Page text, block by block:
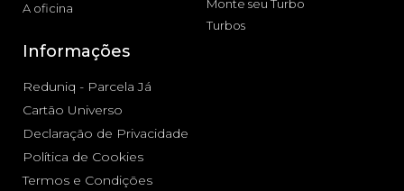
A oficina
Monte seu Turbo
Turbos
Informações
Reduniq - Parcela Já
Cartão Universo
Declaração de Privacidade
Política de Cookies
Termos e Condições